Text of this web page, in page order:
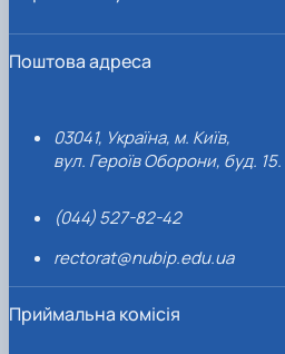
Поштова адреса
03041, Україна, м. Київ,
вул. Героїв Оборони, буд. 15.
(044) 527-82-42
rectorat@nubip.edu.ua
Приймальна комісія